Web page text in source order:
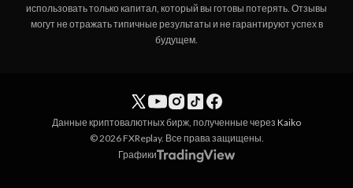
использовать только капитал, который вы готовы потерять. Отзывы
могут не отражать типичные результаты и не гарантируют успех в
будущем.
Данные криптовалютных бирж, полученные через Kaiko
© 2026 FXReplay. Все права защищены.
Графики